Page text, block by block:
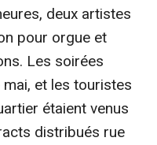
deux artistes
pour orgue et
Les soirées
et les touristes
étaient venus
distribués rue